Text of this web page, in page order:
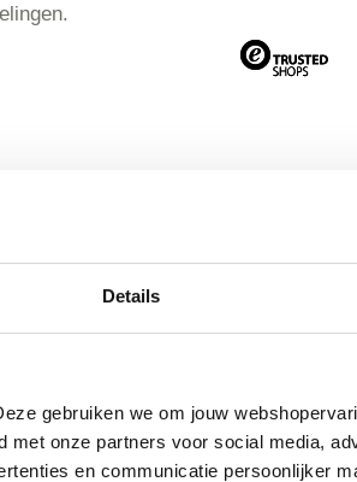
Details
gebruiken we om jouw
met onze partners voor social media,
en communicatie persoonlijker